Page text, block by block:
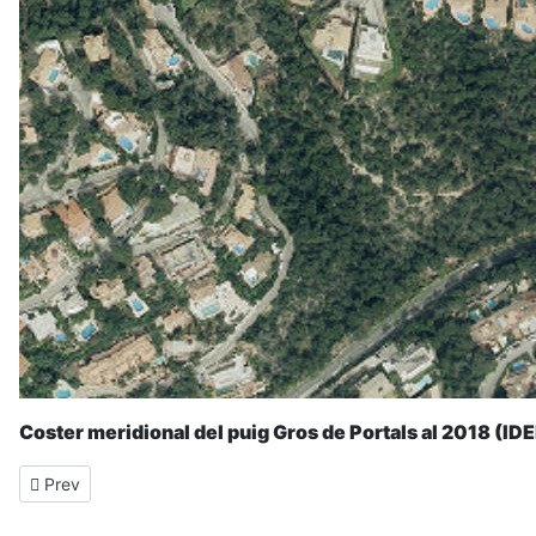
Coster meridional del puig Gros de Portals al 2018
Previous article: Coma des Jueu Jups (Estellencs)
Prev